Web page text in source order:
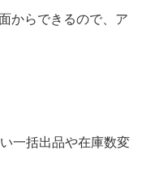
からできるので、ア
一括出品や在庫数変